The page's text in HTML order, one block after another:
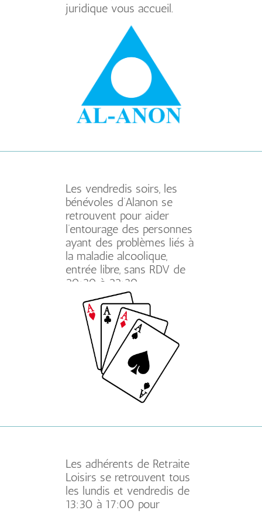
juridique vous accueil.
Les vendredis soirs, les
bénévoles d’Alanon se
retrouvent pour aider
l’entourage des personnes
ayant des problèmes liés à
la maladie alcoolique,
entrée libre, sans RDV de
20:30 à 22:30.
Les adhérents de Retraite
Loisirs se retrouvent tous
les lundis et vendredis de
13:30 à 17:00 pour